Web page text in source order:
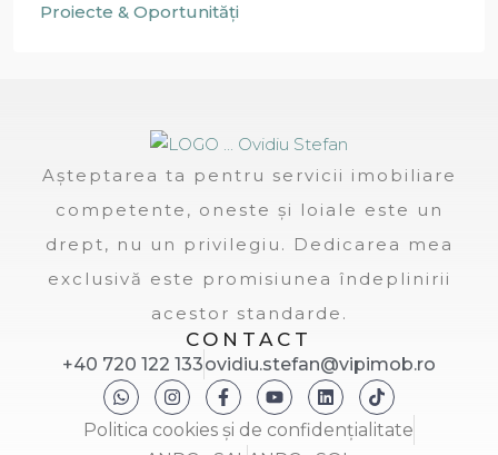
Proiecte & Oportunități
Așteptarea ta pentru servicii imobiliare
competente, oneste și loiale este un
drept, nu un privilegiu. Dedicarea mea
exclusivă este promisiunea îndeplinirii
acestor standarde.
CONTACT
+40 720 122 133ovidiu.stefan@vipimob.ro
Politica cookies și de confidențialitate